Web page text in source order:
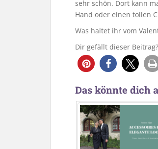
sehr schön. Dort kann
Hand oder einen tollen
Was haltet ihr vom
Dir gefällt dieser
Das könnte dich